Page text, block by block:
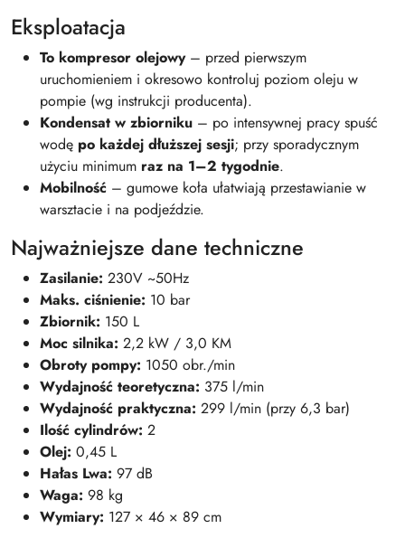
Eksploatacja
To kompresor olejowy– przed pierwszym
uruchomieniem i okresowo kontroluj poziom oleju w
pompie (wg instrukcji producenta).
Kondensat w zbiorniku – po intensywnej pracy spuść
wodę po każdej dłuższej sesji; przy sporadycznym
użyciu minimum raz na 1–2 tygodnie.
Mobilność – gumowe koła ułatwiają przestawianie w
warsztacie i na podjeździe.
Najważniejsze dane techniczne
Zasilanie: 230V ~50Hz
Maks. ciśnienie: 10 bar
Zbiornik: 150 L
Moc silnika: 2,2 kW / 3,0 KM
Obroty pompy: 1050 obr./min
Wydajność teoretyczna: 375 l/min
Wydajność praktyczna: 299 l/min (przy 6,3 bar)
Ilość cylindrów: 2
Olej: 0,45 L
Hałas Lwa: 97 dB
Waga: 98 kg
Wymiary: 127 × 46 × 89 cm